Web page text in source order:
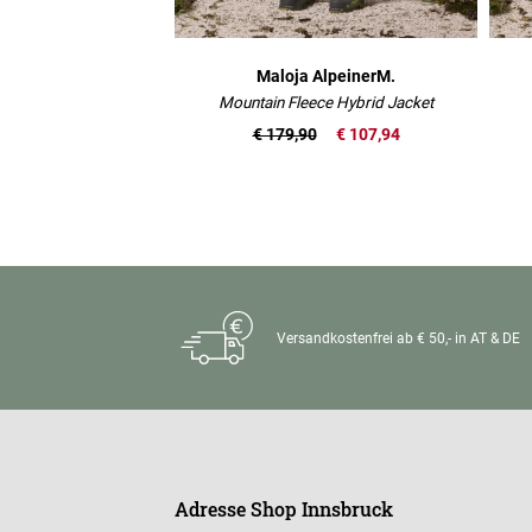
Maloja AlpeinerM.
Mountain Fleece Hybrid Jacket
€ 107,94
€ 179,90
Versandkostenfrei ab € 50,- in AT & DE
Adresse Shop Innsbruck